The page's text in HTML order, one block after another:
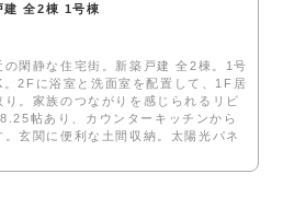
建 全2棟 1号棟
閑静な住宅街。新築戸建 全2棟。1号
2Fに浴室と洗面室を配置して、1F居
。家族のつながりを感じられるリビ
帖あり、カウンターキッチンから
玄関に便利な土間収納。太陽光パネ